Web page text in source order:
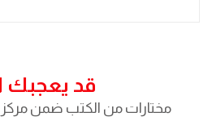
قد يعجبك
مختارات من الكتب ضمن مركز